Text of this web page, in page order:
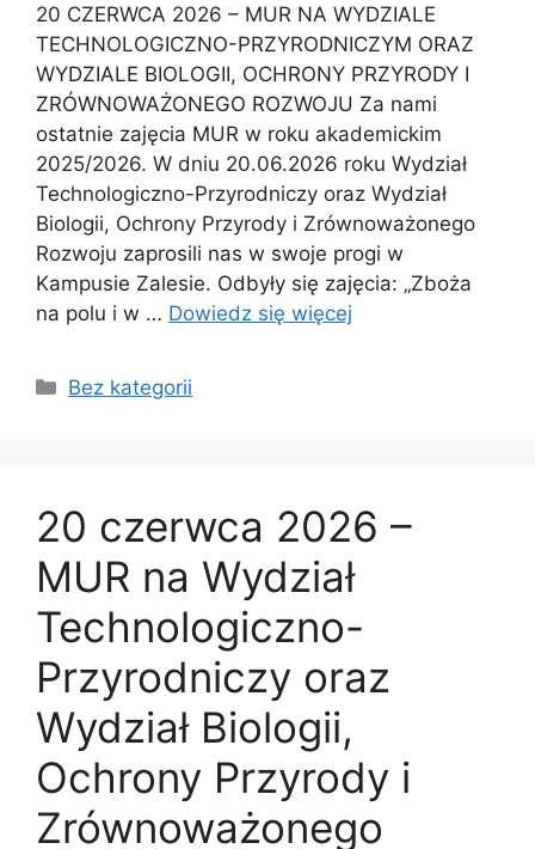
20 CZERWCA 2026 – MUR NA WYDZIALE
TECHNOLOGICZNO-PRZYRODNICZYM ORAZ
WYDZIALE BIOLOGII, OCHRONY PRZYRODY I
ZRÓWNOWAŻONEGO ROZWOJU Za nami
ostatnie zajęcia MUR w roku akademickim
2025/2026. W dniu 20.06.2026 roku Wydział
Technologiczno-Przyrodniczy oraz Wydział
Biologii, Ochrony Przyrody i Zrównoważonego
Rozwoju zaprosili nas w swoje progi w
Kampusie Zalesie. Odbyły się zajęcia: „Zboża
na polu i w … Dowiedz się więcej
Bez kategorii
20 czerwca 2026 –
MUR na Wydział
Technologiczno-
Przyrodniczy oraz
Wydział Biologii,
Ochrony Przyrody i
Zrównoważonego